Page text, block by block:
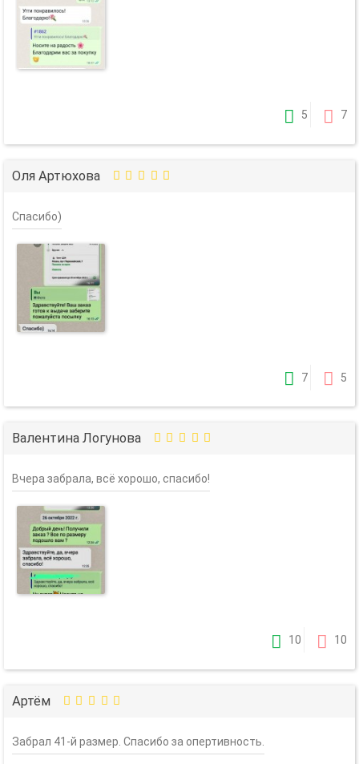
5 7
Оля Артюхова
Спасибо)
7 5
Валентина Логунова
Вчера забрала, всё хорошо, спасибо!
10 10
Артём
Забрал 41-й размер. Спасибо за опертивность.